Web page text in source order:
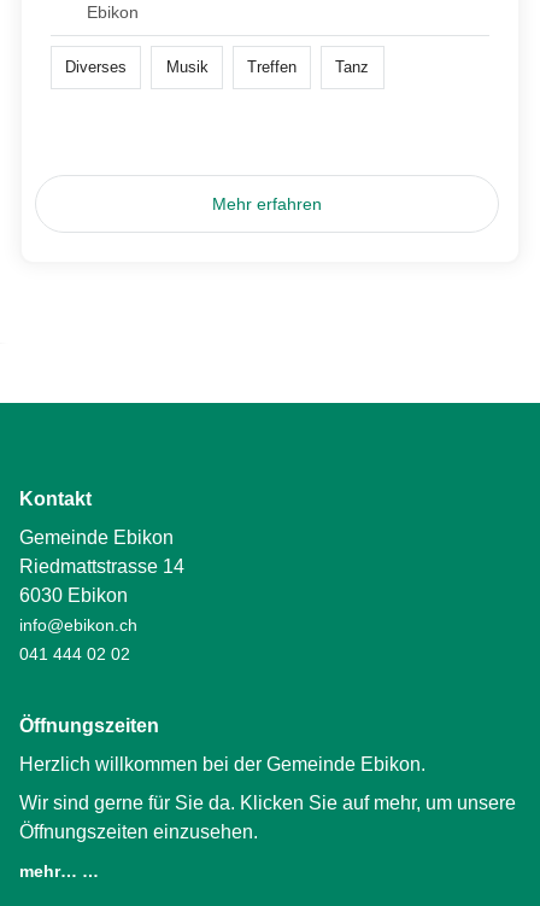
Ebikon
Diverses Musik Treffen Tanz
Mehr erfahren
Kontakt
Gemeinde Ebikon
Riedmattstrasse 14
6030 Ebikon
info@ebikon.ch
041 444 02 02
Öffnungszeiten
Herzlich willkommen bei der Gemeinde Ebikon.
Wir sind gerne für Sie da. Klicken Sie auf mehr, um unsere
Öffnungszeiten einzusehen.
mehr… …